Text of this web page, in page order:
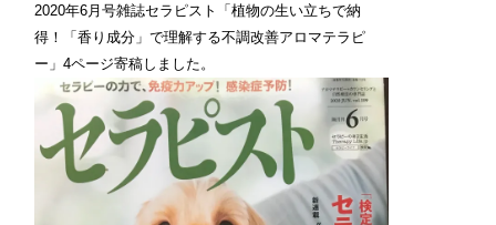
2020年6月号雑誌セラピスト「植物の生い立ちで納
得！「香り成分」で理解する不調改善アロマテラピ
ー」4ページ寄稿しました。